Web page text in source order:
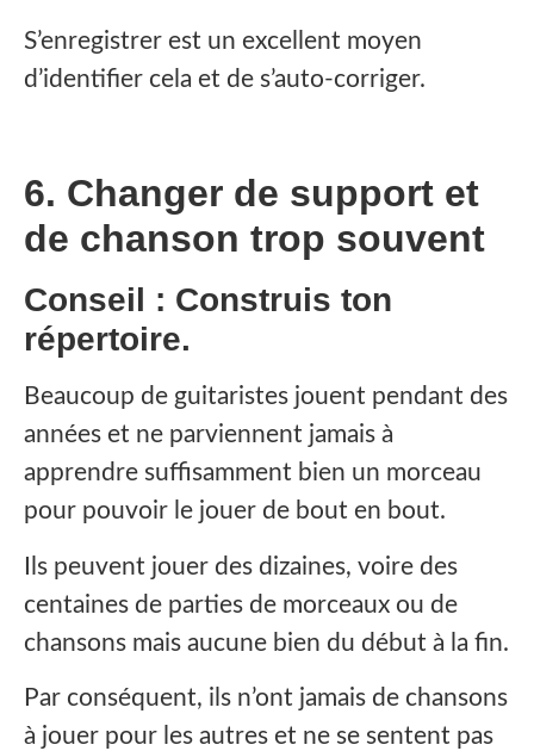
S’enregistrer est un excellent moyen
d’identifier cela et de s’auto-corriger.
6. Changer de support et
de chanson trop souvent
Conseil : Construis ton
répertoire.
Beaucoup de guitaristes jouent pendant des
années et ne parviennent jamais à
apprendre suffisamment bien un morceau
pour pouvoir le jouer de bout en bout.
Ils peuvent jouer des dizaines, voire des
centaines de parties de morceaux ou de
chansons mais aucune bien du début à la fin.
Par conséquent, ils n’ont jamais de chansons
à jouer pour les autres et ne se sentent pas